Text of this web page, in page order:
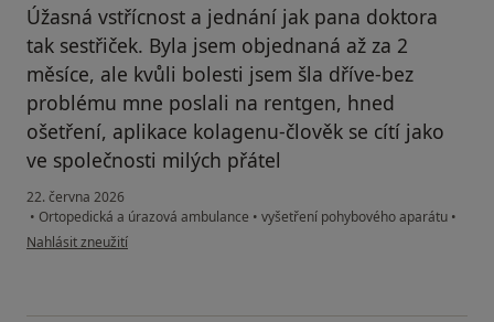
Úžasná vstřícnost a jednání jak pana doktora
tak sestřiček. Byla jsem objednaná až za 2
měsíce, ale kvůli bolesti jsem šla dříve-bez
problému mne poslali na rentgen, hned
ošetření, aplikace kolagenu-člověk se cítí jako
ve společnosti milých přátel
22. června 2026
• Ortopedická a úrazová ambulance • vyšetření pohybového aparátu •
podle názoru uživatele VK
Nahlásit zneužití